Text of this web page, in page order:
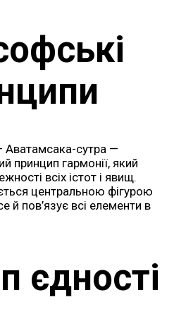
сутра —
принцип гармонії, який
всіх істот і явищ.
центральною фігурою
й пов’язує всі елементи в
єдності